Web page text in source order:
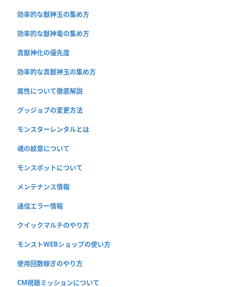
効率的な獣神玉の集め方
効率的な獣神竜の集め方
真獣神化の優先度
効率的な真獣神玉の集め方
属性について徹底解説
グッジョブの変更方法
モンスターレンタルとは
魂の紋章について
モンスポットについて
メンテナンス情報
通信エラー情報
クイックマルチのやり方
モンストWEBショップの使い方
使用回数稼ぎのやり方
CM視聴ミッションについて